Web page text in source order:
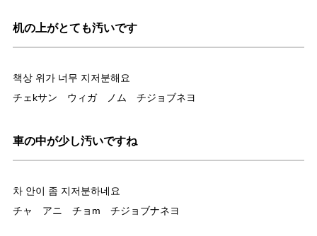
机の上がとても汚いです
책상 위가 너무 지저분해요
チェkサン ウィガ ノム チジョブネヨ
車の中が少し汚いですね
차 안이 좀 지저분하네요
チャ アニ チョm チジョブナネヨ